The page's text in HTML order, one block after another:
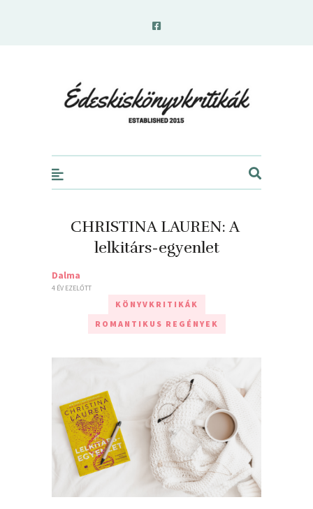
CHRISTINA LAUREN: A ​
lelkitárs-egyenlet
Dalma
4 ÉV EZELŐTT
KÖNYVKRITIKÁK
ROMANTIKUS REGÉNYEK